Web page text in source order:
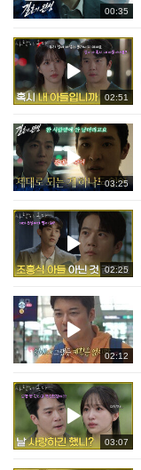
00:35
02:51
03:25
02:25
02:12
03:07